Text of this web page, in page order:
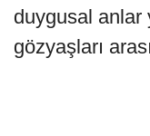
duygusal anlar
gözyaşları